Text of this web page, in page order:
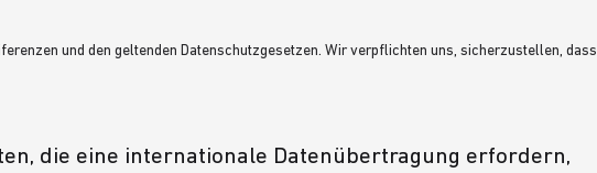
und den geltenden Datenschutzgesetzen. Wir verpflichten uns, sicherzustellen, dass
die eine internationale Datenübertragung erfordern,